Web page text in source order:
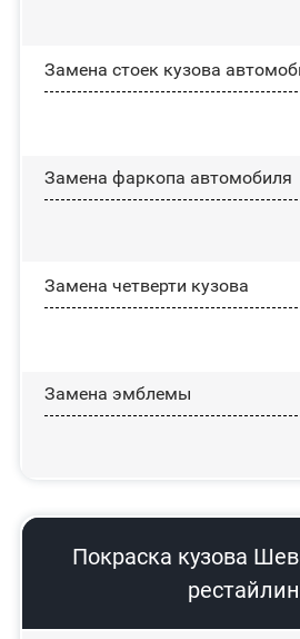
Замена стоек кузова
Замена фаркопа автомобиля
Замена четверти кузова
Замена эмблемы
Покраска кузова